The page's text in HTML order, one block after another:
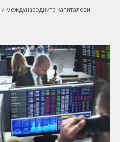
и международните капиталови